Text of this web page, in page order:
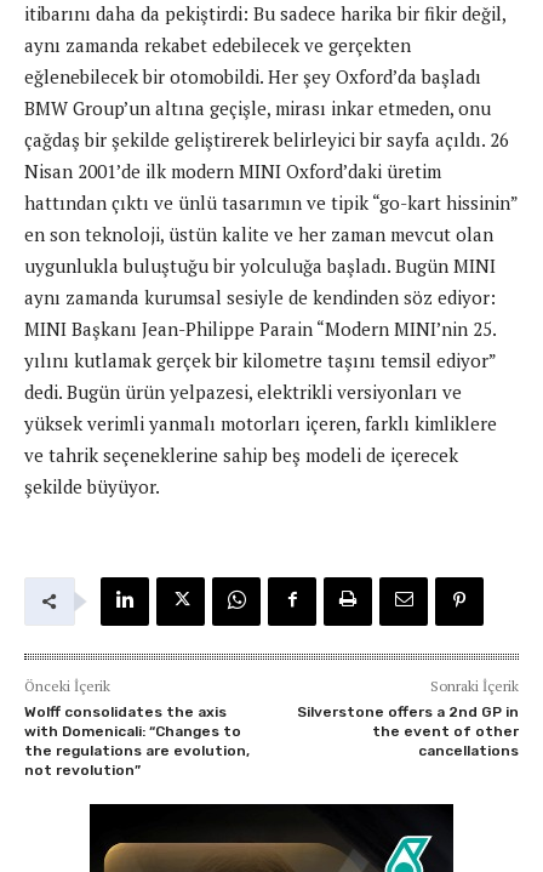
itibarını daha da pekiştirdi: Bu sadece harika bir fikir değil,
aynı zamanda rekabet edebilecek ve gerçekten
eğlenebilecek bir otomobildi. Her şey Oxford’da başladı
BMW Group’un altına geçişle, mirası inkar etmeden, onu
çağdaş bir şekilde geliştirerek belirleyici bir sayfa açıldı. 26
Nisan 2001’de ilk modern MINI Oxford’daki üretim
hattından çıktı ve ünlü tasarımın ve tipik “go-kart hissinin”
en son teknoloji, üstün kalite ve her zaman mevcut olan
uygunlukla buluştuğu bir yolculuğa başladı. Bugün MINI
aynı zamanda kurumsal sesiyle de kendinden söz ediyor:
MINI Başkanı Jean-Philippe Parain “Modern MINI’nin 25.
yılını kutlamak gerçek bir kilometre taşını temsil ediyor”
dedi. Bugün ürün yelpazesi, elektrikli versiyonları ve
yüksek verimli yanmalı motorları içeren, farklı kimliklere
ve tahrik seçeneklerine sahip beş modeli de içerecek
şekilde büyüyor.
Önceki İçerik
Wolff consolidates the axis
with Domenicali: “Changes to
the regulations are evolution,
not revolution”
Sonraki İçerik
Silverstone offers a 2nd GP in
the event of other
cancellations